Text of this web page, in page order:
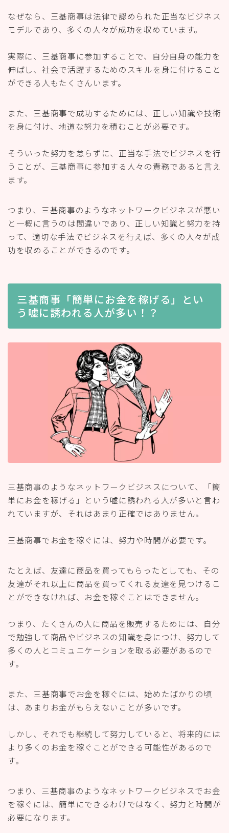
なぜなら、三基商事は法律で認められた正当なビジネス
モデルであり、多くの人々が成功を収めています。
実際に、三基商事に参加することで、自分自身の能力を
伸ばし、社会で活躍するためのスキルを身に付けること
ができる人もたくさんいます。
また、三基商事で成功するためには、正しい知識や技術
を身に付け、地道な努力を積むことが必要です。
そういった努力を怠らずに、正当な手法でビジネスを行
うことが、三基商事に参加する人々の責務であると言え
ます。
つまり、三基商事のようなネットワークビジネスが悪い
と一概に言うのは間違いであり、正しい知識と努力を持
って、適切な手法でビジネスを行えば、多くの人々が成
功を収めることができるのです。
三基商事「簡単にお金を稼げる」とい
う嘘に誘われる人が多い！？
三基商事のようなネットワークビジネスについて、「簡
単にお金を稼げる」という嘘に誘われる人が多いと言わ
れていますが、それはあまり正確ではありません。
三基商事でお金を稼ぐには、努力や時間が必要です。
たとえば、友達に商品を買ってもらったとしても、その
友達がそれ以上に商品を買ってくれる友達を見つけるこ
とができなければ、お金を稼ぐことはできません。
つまり、たくさんの人に商品を販売するためには、自分
で勉強して商品やビジネスの知識を身につけ、努力して
多くの人とコミュニケーションを取る必要があるので
す。
また、三基商事でお金を稼ぐには、始めたばかりの頃
は、あまりお金がもらえないことが多いです。
しかし、それでも継続して努力していると、将来的には
より多くのお金を稼ぐことができる可能性があるので
す。
つまり、三基商事のようなネットワークビジネスでお金
を稼ぐには、簡単にできるわけではなく、努力と時間が
必要になります。